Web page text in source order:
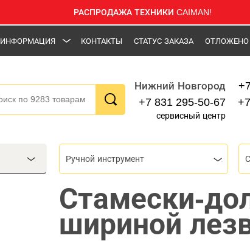
РАСПРОДАЖА ТЕХНИКИ CAIMAN!
ИНФОРМАЦИЯ КОНТАКТЫ СТАТУС ЗАКАЗА ОТЛОЖЕНО
Нижний Новгород
+7 831 295-50-67
сервисный центр
Ручной инструмент
Стамески-
шириной